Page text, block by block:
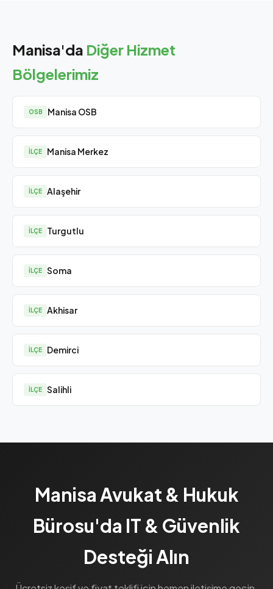
Manisa'da Diğer Hizmet
Bölgelerimiz
OSB Manisa OSB
İLÇE Manisa Merkez
İLÇE Alaşehir
İLÇE Turgutlu
İLÇE Soma
İLÇE Akhisar
İLÇE Demirci
İLÇE Salihli
Manisa Avukat & Hukuk
Bürosu'da IT & Güvenlik
Desteği Alın